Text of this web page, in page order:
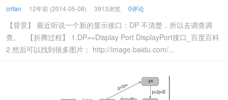
crifan 12年前 (2014-05-08) 3913浏览 0评论
【背景】 最近听说一个新的显示接口：DP 不清楚，所以去调查调
查。 【折腾过程】 1.DP==Display Port DisplayPort接口_百度百科
2.然后可以找到很多图片： http://image.baidu.com/...